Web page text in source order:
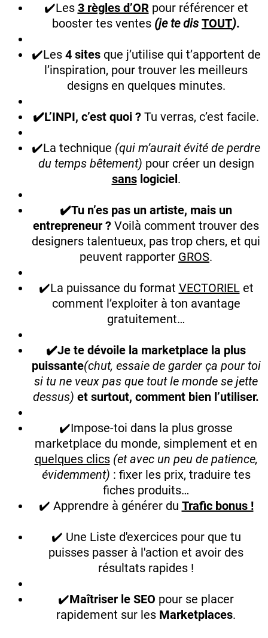
✔️Les 3 règles d’ORpour référencer et
booster tes ventes (je te dis TOUT).
✔️Les 4 sitesque j’utilise qui t’apportent de
l’inspiration, pour trouver les meilleurs
designs en quelques minutes.
✔️L’INPI, c’est quoi ? Tu verras, c’est facile.
✔️La technique (qui m’aurait évité de perdre
du temps bêtement) pour créer un design
sanslogiciel.
✔️Tu n’es pas un artiste, mais un
entrepreneur ? Voilà comment trouver des
designers talentueux, pas trop chers, et qui
peuvent rapporter GROS.
✔️La puissance du format VECTORIELet
comment l’exploiter à ton avantage
gratuitement…
✔️Je te dévoile la marketplace la plus
puissante(chut, essaie de garder ça pour toi
si tu ne veux pas que tout le monde se jette
dessus) et surtout, comment bien l’utiliser.
✔️Impose-toi dans la plus grosse
marketplace du monde, simplement et en
quelques clics(et avec un peu de patience,
évidemment) : fixer les prix, traduire tes
fiches produits…
✔️ Apprendre à générer du Trafic bonus !
✔️ Une Liste d'exercices pour que tu
puisses passer à l'action et avoir des
résultats rapides !
✔️Maîtriser le SEO pour se placer
rapidement sur les Marketplaces.